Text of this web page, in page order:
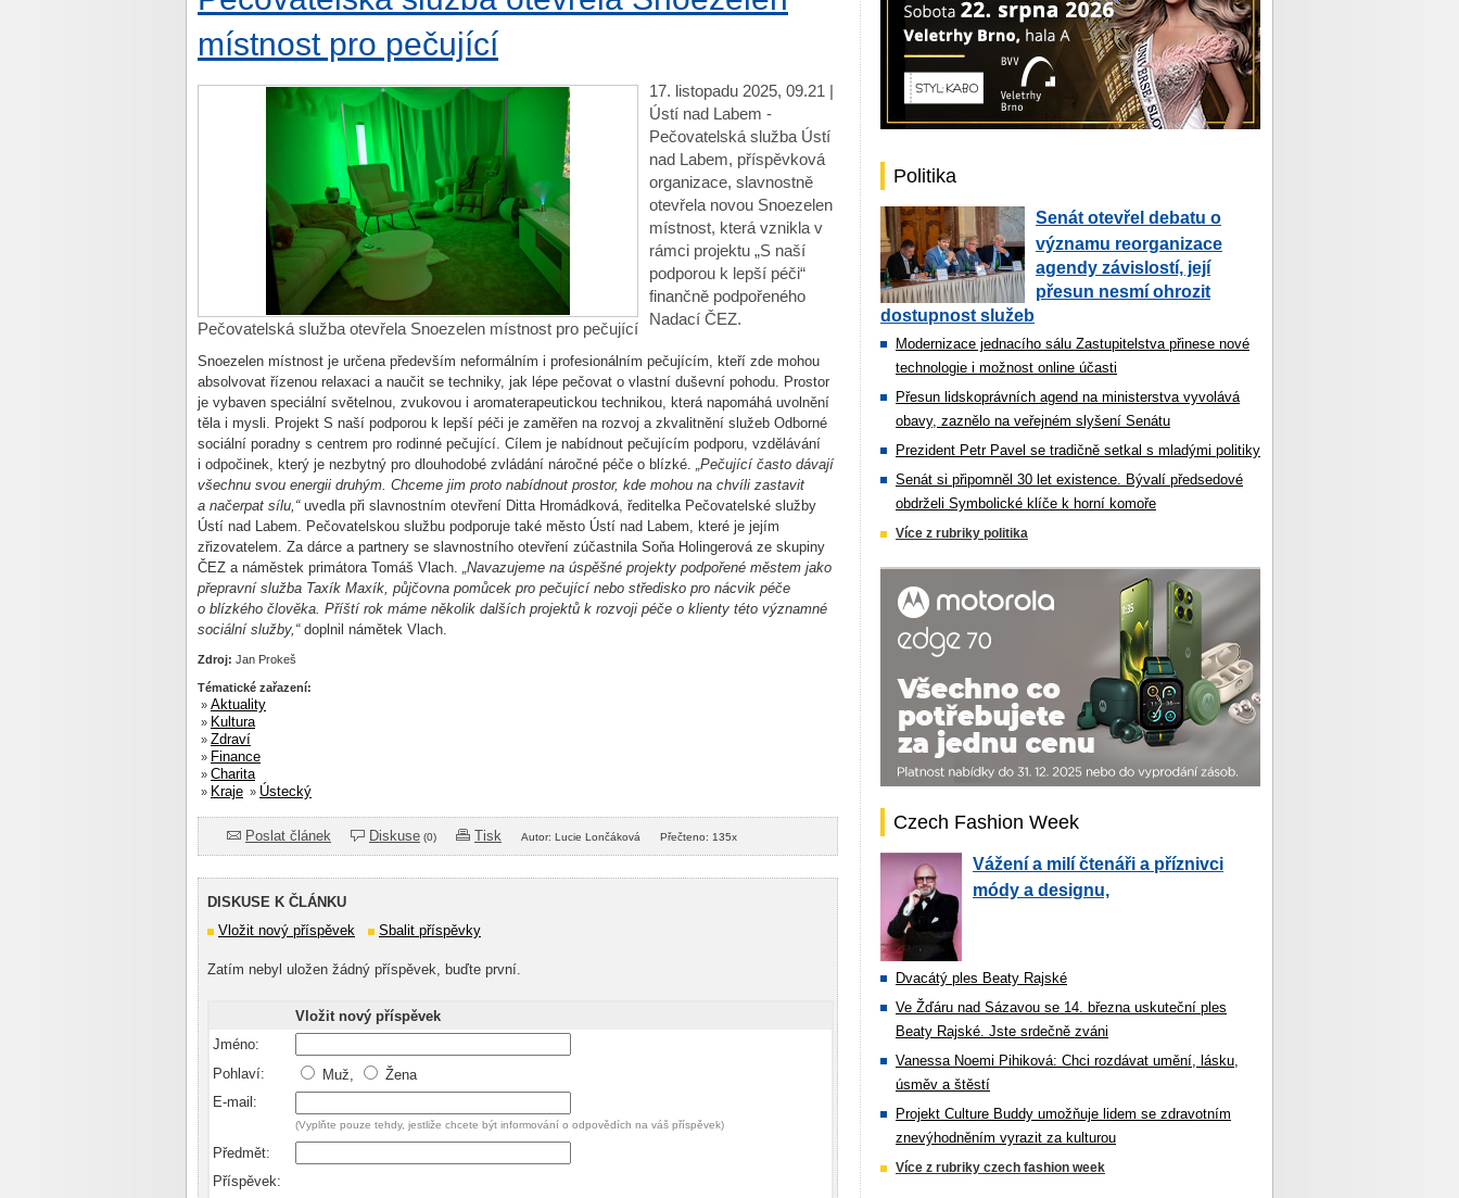
místnost pro pečující
Pečovatelská služba otevřela Snoezelen místnost pro pečující
17. listopadu 2025, 09.21 |
Ústí nad Labem -
Pečovatelská služba Ústí
nad Labem, příspěvková
organizace, slavnostně
otevřela novou Snoezelen
místnost, která vznikla v
rámci projektu „S naší
podporou k lepší péči“
finančně podpořeného
Nadací ČEZ.
Snoezelen místnost je určena především neformálním i profesionálním pečujícím, kteří zde mohou
absolvovat řízenou relaxaci a naučit se techniky, jak lépe pečovat o vlastní duševní pohodu. Prostor
je vybaven speciální světelnou, zvukovou i aromaterapeutickou technikou, která napomáhá uvolnění
těla i mysli. Projekt S naší podporou k lepší péči je zaměřen na rozvoj a zkvalitnění služeb Odborné
sociální poradny s centrem pro rodinné pečující. Cílem je nabídnout pečujícím podporu, vzdělávání
i odpočinek, který je nezbytný pro dlouhodobé zvládání náročné péče o blízké. „Pečující často dávají
všechnu svou energii druhým. Chceme jim proto nabídnout prostor, kde mohou na chvíli zastavit
a načerpat sílu,“uvedla při slavnostním otevření Ditta Hromádková, ředitelka Pečovatelské služby
Ústí nad Labem. Pečovatelskou službu podporuje také město Ústí nad Labem, které je jejím
zřizovatelem. Za dárce a partnery se slavnostního otevření zúčastnila Soňa Holingerová ze skupiny
ČEZ a náměstek primátora Tomáš Vlach. „Navazujeme na úspěšné projekty podpořené městem jako
přepravní služba Taxík Maxík, půjčovna pomůcek pro pečující nebo středisko pro nácvik péče
o blízkého člověka. Příští rok máme několik dalších projektů k rozvoji péče o klienty této významné
sociální služby,“doplnil námětek Vlach.
Zdroj: Jan Prokeš
Tématické zařazení:
» Aktuality
» Kultura
» Zdraví
» Finance
» Charita
» Kraje » Ústecký
Poslat článek Diskuse (0) Tisk Autor: Lucie Lončáková Přečteno: 135x
DISKUSE K ČLÁNKU
Vložit nový příspěvek
Sbalit příspěvky
Zatím nebyl uložen žádný příspěvek, buďte první.
Vložit nový příspěvek
Jméno:
Pohlaví:
Muž,
Žena
E-mail:
(Vyplňte pouze tehdy, jestliže chcete být informování o odpovědích na váš příspěvek)
Předmět:
Příspěvek:
Politika
Senát otevřel debatu o
významu reorganizace
agendy závislostí, její
přesun nesmí ohrozit
dostupnost služeb
Modernizace jednacího sálu Zastupitelstva přinese nové
technologie i možnost online účasti
Přesun lidskoprávních agend na ministerstva vyvolává
obavy, zaznělo na veřejném slyšení Senátu
Prezident Petr Pavel se tradičně setkal s mladými politiky
Senát si připomněl 30 let existence. Bývalí předsedové
obdrželi Symbolické klíče k horní komoře
Více z rubriky politika
Czech Fashion Week
Vážení a milí čtenáři a příznivci
módy a designu,
Dvacátý ples Beaty Rajské
Ve Žďáru nad Sázavou se 14. března uskuteční ples
Beaty Rajské. Jste srdečně zváni
Vanessa Noemi Pihiková: Chci rozdávat umění, lásku,
úsměv a štěstí
Projekt Culture Buddy umožňuje lidem se zdravotním
znevýhodněním vyrazit za kulturou
Více z rubriky czech fashion week